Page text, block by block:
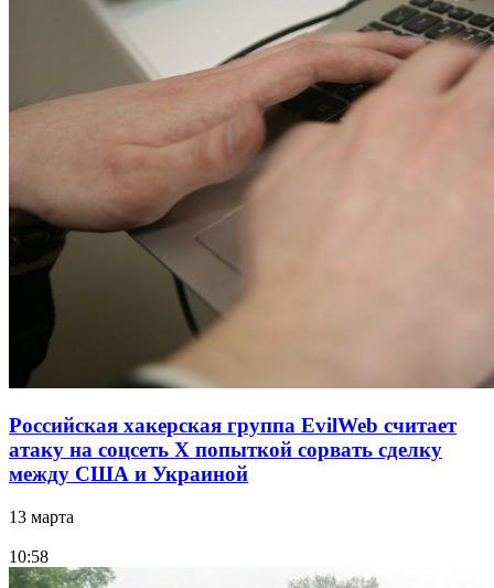
Российская хакерская группа EvilWeb считает
атаку на соцсеть Х попыткой сорвать сделку
между США и Украиной
13 марта
10:58